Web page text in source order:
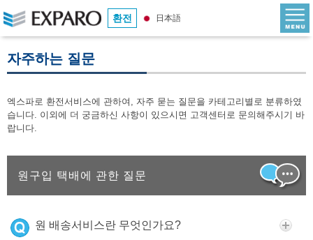
환전 日本語
자주하는 질문
엑스파로 환전서비스에 관하여, 자주 묻는 질문을 카테고리별로 분류하였
습니다. 이외에 더 궁금하신 사항이 있으시면 고객센터로 문의해주시기 바
랍니다.
원구입 택배에 관한 질문
원 배송서비스란 무엇인가요?